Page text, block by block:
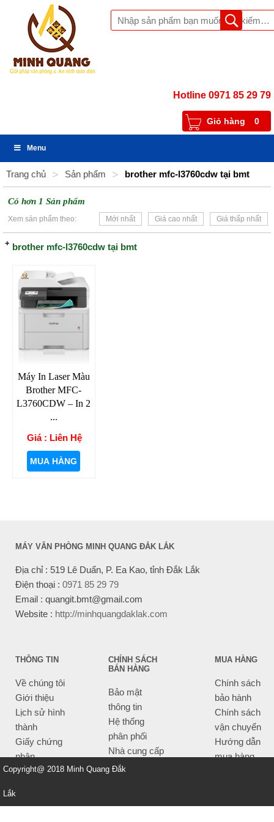
Hotline 0971 85 29 79
Giỏ hàng 0
Menu
Trang chủ > Sản phẩm > brother mfc-l3760cdw tại bmt
Có hơn 1 Sản phẩm
Xem sản phẩm theo: Mới nhất Giá cao nhất Giá thấp nhất
brother mfc-l3760cdw tại bmt
Máy In Laser Màu
Brother MFC-
L3760CDW – In 2
...
Giá : Liên Hệ
MUA HÀNG
MÁY VĂN PHÒNG MINH QUANG ĐẮK LẮK
Địa chỉ : 519 Lê Duẩn, P. Ea Kao, tỉnh Đắk Lắk
Điện thoại : 0971 85 29 79
Email : quangit.bmt@gmail.com
Website : http://minhquangdaklak.com
THÔNG TIN
Về chúng tôi
Giới thiệu
Lịch sử hình
thành
Giấy chứng
nhận
CHÍNH SÁCH
BÁN HÀNG
Bảo mật
thông tin
Hệ thống
phân phối
Nhà cung cấp
Tiêu chí bán
MUA HÀNG
Chính sách
bảo hành
Chính sách
vận chuyển
Hướng dẫn
mua hàng
Copyright@ 2018 Minh Quang Đắk
Lắk